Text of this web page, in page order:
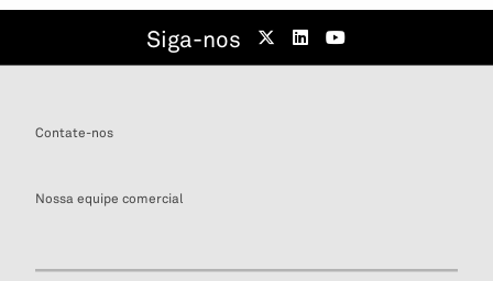
Siga-nos
Contate-nos
Nossa equipe comercial